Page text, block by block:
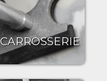
CARROSSERIE